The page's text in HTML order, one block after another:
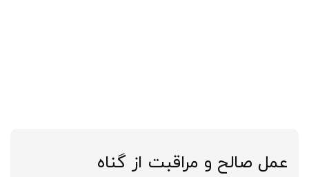
عمل صالح و مراقبت از گناه